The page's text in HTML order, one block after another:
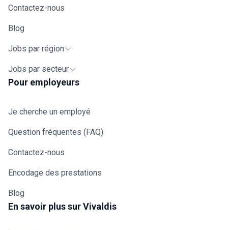
Contactez-nous
Blog
Jobs par région
Jobs par secteur
Pour employeurs
Je cherche un employé
Question fréquentes (FAQ)
Contactez-nous
Encodage des prestations
Blog
En savoir plus sur Vivaldis